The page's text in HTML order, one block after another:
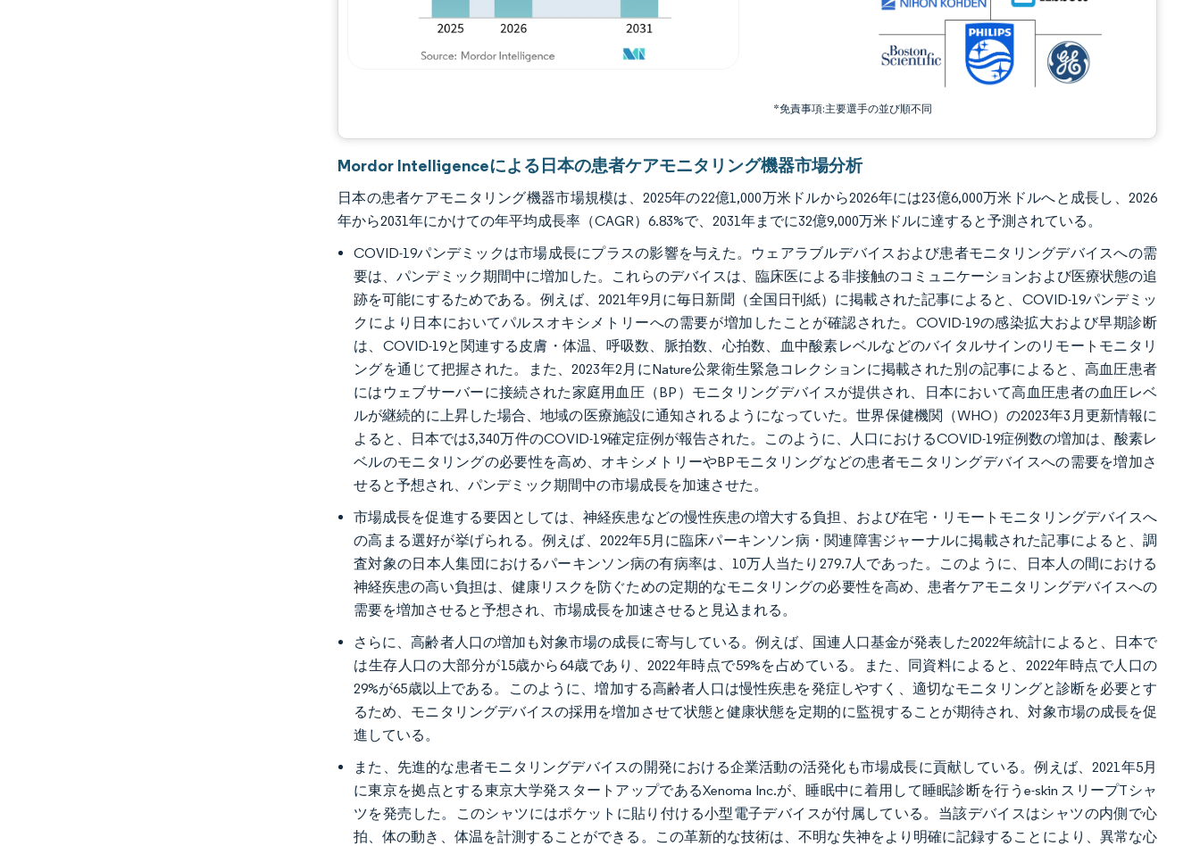
*免責事項:主要選手の並び順不同
Mordor Intelligenceによる日本の患者ケアモニタリング機器市場分析
日本の患者ケアモニタリング機器市場規模は、2025年の22億1,000万米ドルから2026年には23億6,000万米ドルへと成長し、2026
年から2031年にかけての年平均成長率（CAGR）6.83%で、2031年までに32億9,000万米ドルに達すると予測されている。
COVID-19パンデミックは市場成長にプラスの影響を与えた。ウェアラブルデバイスおよび患者モニタリングデバイスへの需
要は、パンデミック期間中に増加した。これらのデバイスは、臨床医による非接触のコミュニケーションおよび医療状態の追
跡を可能にするためである。例えば、2021年9月に毎日新聞（全国日刊紙）に掲載された記事によると、COVID-19パンデミッ
クにより日本においてパルスオキシメトリーへの需要が増加したことが確認された。COVID-19の感染拡大および早期診断
は、COVID-19と関連する皮膚・体温、呼吸数、脈拍数、心拍数、血中酸素レベルなどのバイタルサインのリモートモニタリ
ングを通じて把握された。また、2023年2月にNature公衆衛生緊急コレクションに掲載された別の記事によると、高血圧患者
にはウェブサーバーに接続された家庭用血圧（BP）モニタリングデバイスが提供され、日本において高血圧患者の血圧レベ
ルが継続的に上昇した場合、地域の医療施設に通知されるようになっていた。世界保健機関（WHO）の2023年3月更新情報に
よると、日本では3,340万件のCOVID-19確定症例が報告された。このように、人口におけるCOVID-19症例数の増加は、酸素レ
ベルのモニタリングの必要性を高め、オキシメトリーやBPモニタリングなどの患者モニタリングデバイスへの需要を増加さ
せると予想され、パンデミック期間中の市場成長を加速させた。
市場成長を促進する要因としては、神経疾患などの慢性疾患の増大する負担、および在宅・リモートモニタリングデバイスへ
の高まる選好が挙げられる。例えば、2022年5月に臨床パーキンソン病・関連障害ジャーナルに掲載された記事によると、調
査対象の日本人集団におけるパーキンソン病の有病率は、10万人当たり279.7人であった。このように、日本人の間における
神経疾患の高い負担は、健康リスクを防ぐための定期的なモニタリングの必要性を高め、患者ケアモニタリングデバイスへの
需要を増加させると予想され、市場成長を加速させると見込まれる。
さらに、高齢者人口の増加も対象市場の成長に寄与している。例えば、国連人口基金が発表した2022年統計によると、日本で
は生存人口の大部分が15歳から64歳であり、2022年時点で59%を占めている。また、同資料によると、2022年時点で人口の
29%が65歳以上である。このように、増加する高齢者人口は慢性疾患を発症しやすく、適切なモニタリングと診断を必要とす
るため、モニタリングデバイスの採用を増加させて状態と健康状態を定期的に監視することが期待され、対象市場の成長を促
進している。
また、先進的な患者モニタリングデバイスの開発における企業活動の活発化も市場成長に貢献している。例えば、2021年5月
に東京を拠点とする東京大学発スタートアップであるXenoma Inc.が、睡眠中に着用して睡眠診断を行うe-skin スリープTシャ
ツを発売した。このシャツにはポケットに貼り付ける小型電子デバイスが付属している。当該デバイスはシャツの内側で心
拍、体の動き、体温を計測することができる。この革新的な技術は、不明な失神をより明確に記録することにより、異常な心